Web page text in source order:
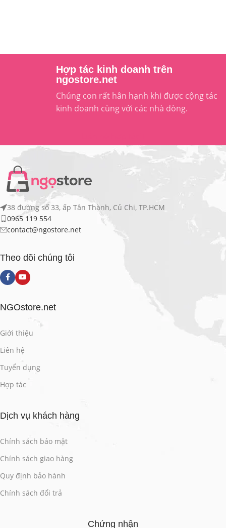
Hợp tác kinh doanh trên
ngostore.net
Chúng con rất hân hạnh khi được cộng tác
kinh doanh cùng với các nhà dòng.
38 đường số 33, ấp Tân Thành, Củ Chi, TP.HCM
0965 119 554
contact@ngostore.net
Theo dõi chúng tôi
NGOstore.net
Giới thiệu
Liên hệ
Tuyển dụng
Hợp tác
Dịch vụ khách hàng
Chính sách bảo mật
Chính sách giao hàng
Quy định bảo hành
Chính sách đổi trả
Chứng nhận